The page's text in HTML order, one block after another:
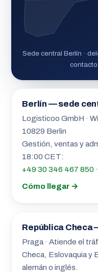
Sede central Berlín ·
Berlín — sede
Logisticoo GmbH ·
10829 Berlin
Gestión, ventas y
18:00 CET:
+49 30 346 467 850 ·
Cómo llegar →
República
Praga · Atiende el
Checa, Eslovaquia y
alemán o inglés.